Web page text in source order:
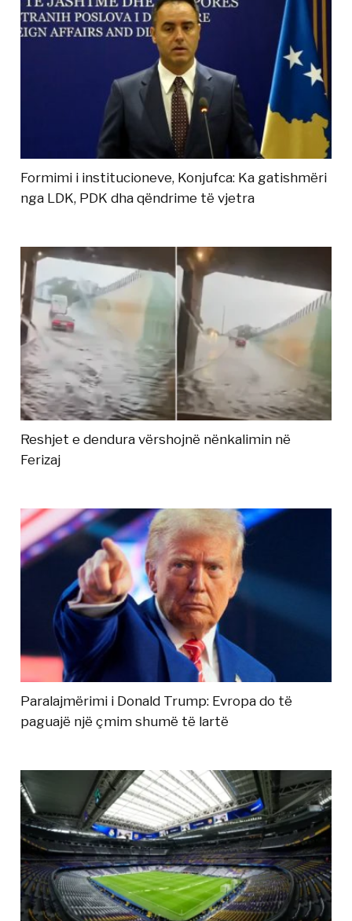
Formimi i institucioneve, Konjufca: Ka gatishmëri
nga LDK, PDK dha qëndrime të vjetra
Reshjet e dendura vërshojnë nënkalimin në
Ferizaj
Paralajmërimi i Donald Trump: Evropa do të
paguajë një çmim shumë të lartë